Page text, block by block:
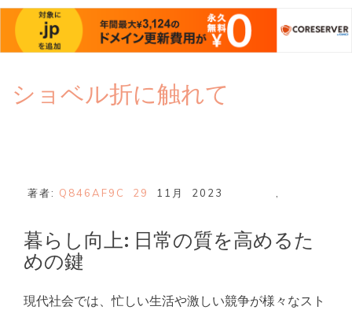
ショベル折に触れて
著者: Q846AF9C 29 11月 ,
2023
暮らし向上: 日常の質を高めるた
めの鍵
現代社会では、忙しい生活や激しい競争が様々なスト